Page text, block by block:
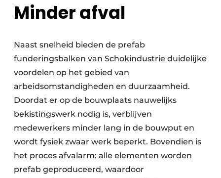
Minder afval
Naast snelheid bieden de prefab
funderingsbalken van Schokindustrie duidelijke
voordelen op het gebied van
arbeidsomstandigheden en duurzaamheid.
Doordat er op de bouwplaats nauwelijks
bekistingswerk nodig is, verblijven
medewerkers minder lang in de bouwput en
wordt fysiek zwaar werk beperkt. Bovendien is
het proces afvalarm: alle elementen worden
prefab geproduceerd, waardoor